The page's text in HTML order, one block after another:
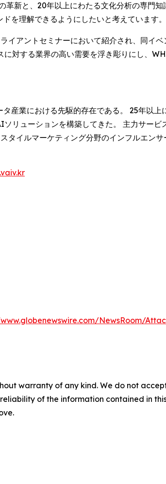
新と、20年以上にわたる文化分析の専門
を理解できるようにしたいと考えています。
イアントセミナーにおいて紹介され、同イ
対する業界の高い需要を浮き彫りにし、
産業における先駆的存在である。 25年以
リューションを構築してきた。 主力サー
タイルマーケティング分野のインフルエン
NewsRoom/
warranty of any kind. We do not
of the information contained in